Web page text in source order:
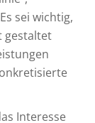
sei wichtig,
gestaltet
Interesse